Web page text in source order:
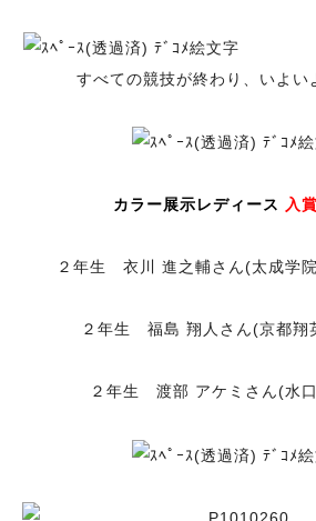
すべての競技が終わり、いよい
カラー展示レディース 入
２年生 衣川 進之輔さん(太成学
２年生 福島 翔人さん(京都翔
２年生 渡部 アケミさん(水